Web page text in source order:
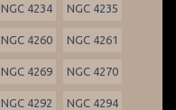
NGC 4234 NGC 4235
NGC 4260 NGC 4261
NGC 4269 NGC 4270
NGC 4292 NGC 4294